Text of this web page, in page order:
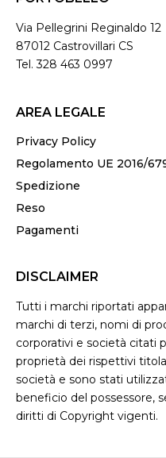
Via Pellegrini Reginaldo 12
87012 Castrovillari CS
Tel. 328 463 0997
AREA LEGALE
Privacy Policy
Regolamento UE 2016/
Spedizione
Reso
Pagamenti
DISCLAIMER
Tutti i marchi riportati
marchi di terzi, nomi di
corporativi e società citati
proprietà dei rispettivi
società e sono stati
beneficio del possessore,
diritti di Copyright vigenti.